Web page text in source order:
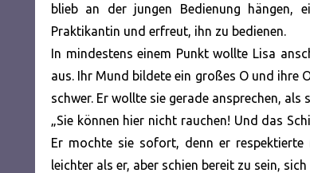
blieb an der jungen Bedienung hängen,
Praktikantin und erfreut, ihn zu bedienen.
In mindestens einem Punkt wollte Lisa
aus. Ihr Mund bildete ein großes O und ihre
schwer. Er wollte sie gerade ansprechen,
„Sie können hier nicht rauchen! Und das
Er mochte sie sofort, denn er
leichter als er, aber schien bereit zu sein,